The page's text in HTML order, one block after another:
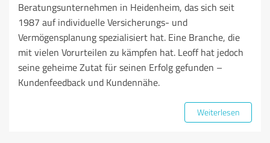
Beratungsunternehmen in Heidenheim, das sich seit
1987 auf individuelle Versicherungs- und
Vermögensplanung spezialisiert hat. Eine Branche, die
mit vielen Vorurteilen zu kämpfen hat. Leoff hat jedoch
seine geheime Zutat für seinen Erfolg gefunden –
Kundenfeedback und Kundennähe.
Weiterlesen